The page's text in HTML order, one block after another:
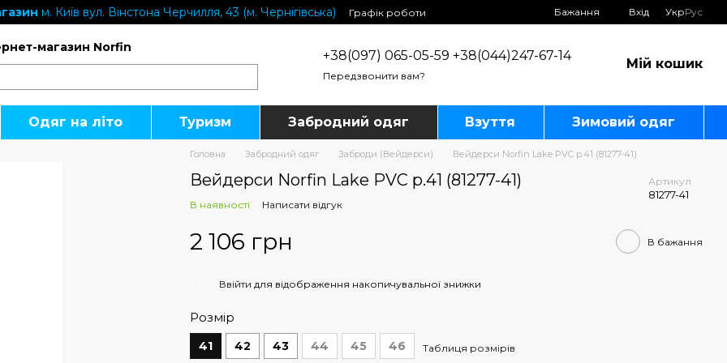
м. Київ вул. Вінстона Черчилля, 43 (м. Чернігівська)
Графік роботи
Бажання Вхід УкрРус
магазин Norfin
+38(097) 065-05-59 +38(044)247-67-14
Передзвонити вам?
Мій кошик
Одяг на літо Туризм Забродний одяг Взуття Зимовий одяг
Головна Забродний одяг Заброди (Вейдерси) Вейдерси Norfin Lake PVC p.41 (81277-41)
Вейдерси Norfin Lake PVC p.41 (81277-41) Артикул
81277-41
В наявності Написати відгук
2 106 грн В бажання
Ввійти для відображення накопичувальної знижки
Розмір
41 42 43 44 45 46 Таблиця розмірів